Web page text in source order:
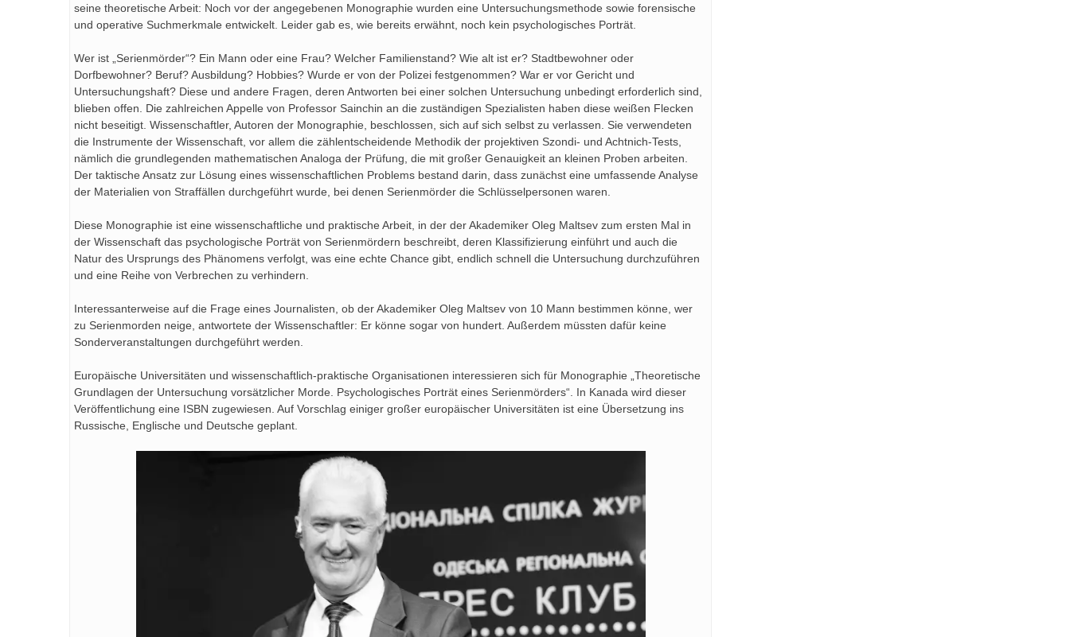
seine theoretische Arbeit: Noch vor der angegebenen Monographie wurden eine Untersuchungsmethode sowie forensische
und operative Suchmerkmale entwickelt. Leider gab es, wie bereits erwähnt, noch kein psychologisches Porträt.
Wer ist „Serienmörder“? Ein Mann oder eine Frau? Welcher Familienstand? Wie alt ist er? Stadtbewohner oder
Dorfbewohner? Beruf? Ausbildung? Hobbies? Wurde er von der Polizei festgenommen? War er vor Gericht und
Untersuchungshaft? Diese und andere Fragen, deren Antworten bei einer solchen Untersuchung unbedingt erforderlich sind,
blieben offen. Die zahlreichen Appelle von Professor Sainchin an die zuständigen Spezialisten haben diese weißen Flecken
nicht beseitigt. Wissenschaftler, Autoren der Monographie, beschlossen, sich auf sich selbst zu verlassen. Sie verwendeten
die Instrumente der Wissenschaft, vor allem die zählentscheidende Methodik der projektiven Szondi- und Achtnich-Tests,
nämlich die grundlegenden mathematischen Analoga der Prüfung, die mit großer Genauigkeit an kleinen Proben arbeiten.
Der taktische Ansatz zur Lösung eines wissenschaftlichen Problems bestand darin, dass zunächst eine umfassende Analyse
der Materialien von Straffällen durchgeführt wurde, bei denen Serienmörder die Schlüsselpersonen waren.
Diese Monographie ist eine wissenschaftliche und praktische Arbeit, in der der Akademiker Oleg Maltsev zum ersten Mal in
der Wissenschaft das psychologische Porträt von Serienmördern beschreibt, deren Klassifizierung einführt und auch die
Natur des Ursprungs des Phänomens verfolgt, was eine echte Chance gibt, endlich schnell die Untersuchung durchzuführen
und eine Reihe von Verbrechen zu verhindern.
Interessanterweise auf die Frage eines Journalisten, ob der Akademiker Oleg Maltsev von 10 Mann bestimmen könne, wer
zu Serienmorden neige, antwortete der Wissenschaftler: Er könne sogar von hundert. Außerdem müssten dafür keine
Sonderveranstaltungen durchgeführt werden.
Europäische Universitäten und wissenschaftlich-praktische Organisationen interessieren sich für Monographie „Theoretische
Grundlagen der Untersuchung vorsätzlicher Morde. Psychologisches Porträt eines Serienmörders“. In Kanada wird dieser
Veröffentlichung eine ISBN zugewiesen. Auf Vorschlag einiger großer europäischer Universitäten ist eine Übersetzung ins
Russische, Englische und Deutsche geplant.